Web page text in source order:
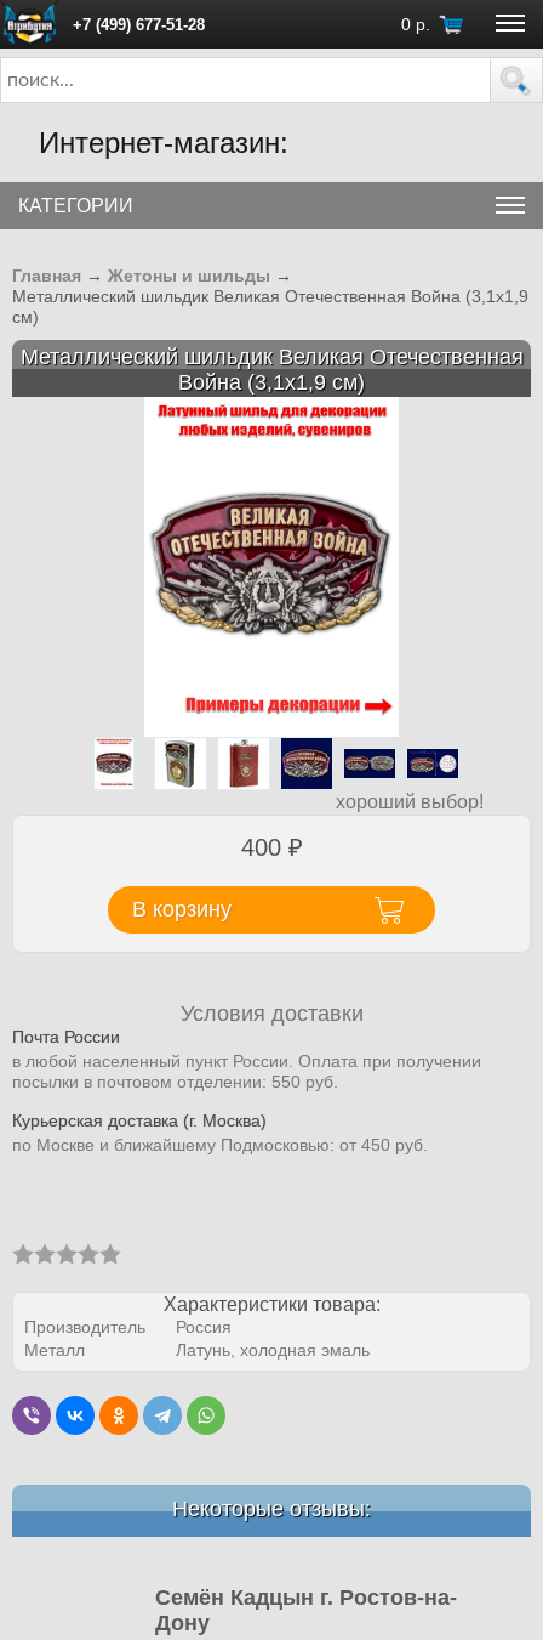
+7 (499) 677-51-28 0 р.
ПН - ПТ с 10:00 до 18:00 (Москва)
Интернет-магазин:
КАТЕГОРИИ
Главная → Жетоны и шильды →
Металлический шильдик Великая Отечественная Война (3,1x1,9
см)
Металлический шильдик Великая Отечественная
Война (3,1x1,9 см)
хороший выбор!
400 ₽
В корзину
Условия доставки
Почта России
в любой населенный пункт России. Оплата при получении
посылки в почтовом отделении: 550 руб.
Курьерская доставка (г. Москва)
по Москве и ближайшему Подмосковью: от 450 руб.
Характеристики товара:
Производитель
Россия
Металл
Латунь, холодная эмаль
Некоторые отзывы:
Семён Кадцын г. Ростов-на-
Дону